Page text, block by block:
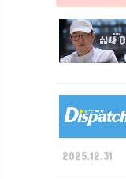
2025.12.31